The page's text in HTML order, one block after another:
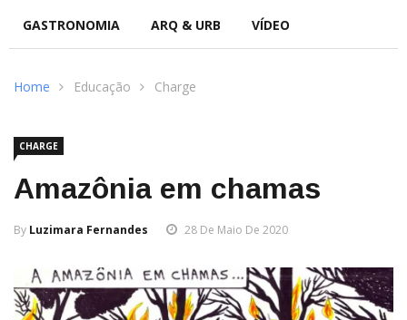
GASTRONOMIA ARQ & URB VÍDEO
Home Educação Charge
CHARGE
Amazônia em chamas
By Luzimara Fernandes 28 De Maio De 2020